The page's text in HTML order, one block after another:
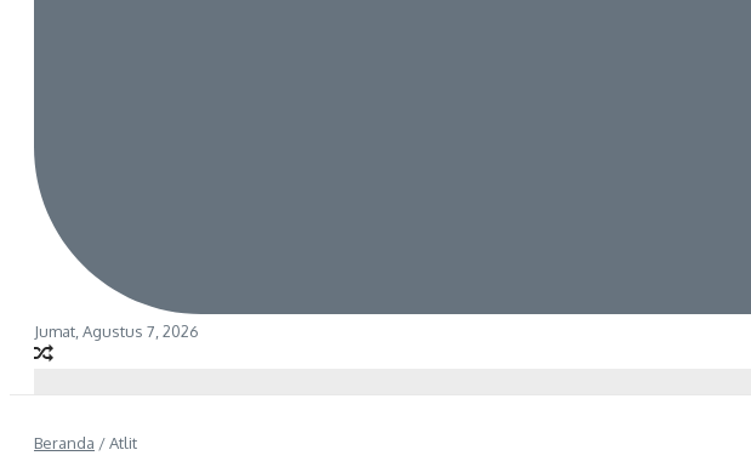
Jumat, Agustus 7, 2026
Beranda /Atlit